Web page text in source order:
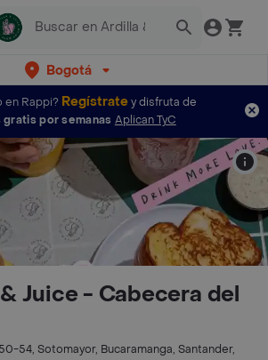
Bogotá
en Rappi? Regístratey disfruta de
gratis por semanas Aplican TyC
Juice - Cabecera del
54, Sotomayor, Bucaramanga, Santander,